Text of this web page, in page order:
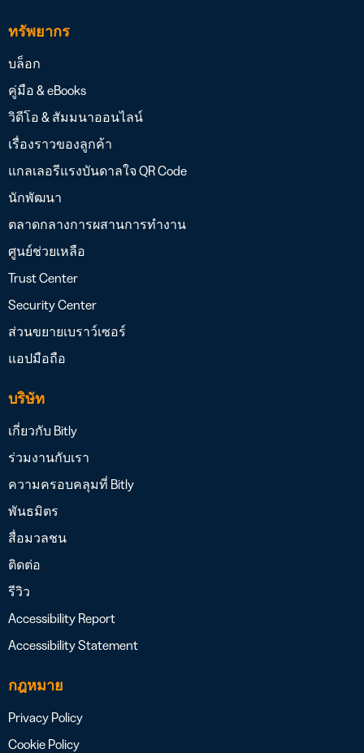
ทรัพยากร
บล็อก
คู่มือ & eBooks
วิดีโอ & สัมมนาออนไลน์
เรื่องราวของลูกค้า
แกลเลอรีแรงบันดาลใจ QR Code
นักพัฒนา
ตลาดกลางการผสานการทำงาน
ศูนย์ช่วยเหลือ
Trust Center
Security Center
ส่วนขยายเบราว์เซอร์
แอปมือถือ
บริษัท
เกี่ยวกับ Bitly
ร่วมงานกับเรา
ความครอบคลุมที่ Bitly
พันธมิตร
สื่อมวลชน
ติดต่อ
รีวิว
Accessibility Report
Accessibility Statement
กฎหมาย
Privacy Policy
Cookie Policy